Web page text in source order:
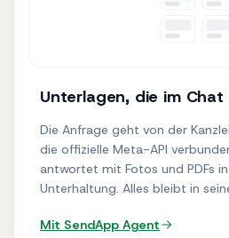
Unterlagen, die im Chat
Die Anfrage geht von der
die offizielle Meta-API
antwortet mit Fotos und PDFs
Unterhaltung. Alles bleibt in
Mit SendApp Agent